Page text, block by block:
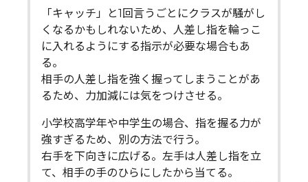
「キャッチ」と1回言うごとにクラスが騒がし
くなるかもしれないため、人差し指を輪っこ
に入れるようにする指示が必要な場合もあ
る。
相手の人差し指を強く握ってしまうことがあ
るため、力加減には気をつけさせる。
小学校高学年や中学生の場合、指を握る力が
強すぎるため、別の方法で行う。
右手を下向きに広げる。左手は人差し指を立
て、相手の手のひらにしたから当てる。